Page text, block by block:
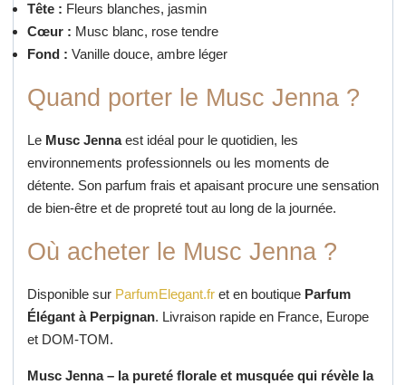
Tête : Fleurs blanches, jasmin
Cœur : Musc blanc, rose tendre
Fond : Vanille douce, ambre léger
Quand porter le Musc Jenna ?
Le Musc Jennaest idéal pour le quotidien, les
environnements professionnels ou les moments de
détente. Son parfum frais et apaisant procure une sensation
de bien-être et de propreté tout au long de la journée.
Où acheter le Musc Jenna ?
Disponible sur ParfumElegant.fret en boutique Parfum
Élégant à Perpignan. Livraison rapide en France, Europe
et DOM-TOM.
Musc Jenna – la pureté florale et musquée qui révèle la